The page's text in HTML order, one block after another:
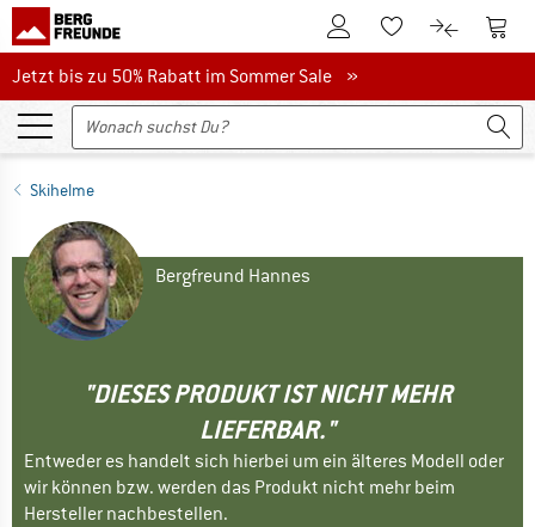
Zum KundenkontoZum Merkzettel.
Zum Zum
Jetzt bis zu 50% Rabatt im Sommer Sale
Jetzt bis zu 50% Rabatt im Sommer Sale »
Skihelme
Bergfreund Hannes
"DIESES PRODUKT IST NICHT MEHR
LIEFERBAR."
Entweder es handelt sich hierbei um ein älteres Modell oder
wir können bzw. werden das Produkt nicht mehr beim
Hersteller nachbestellen.